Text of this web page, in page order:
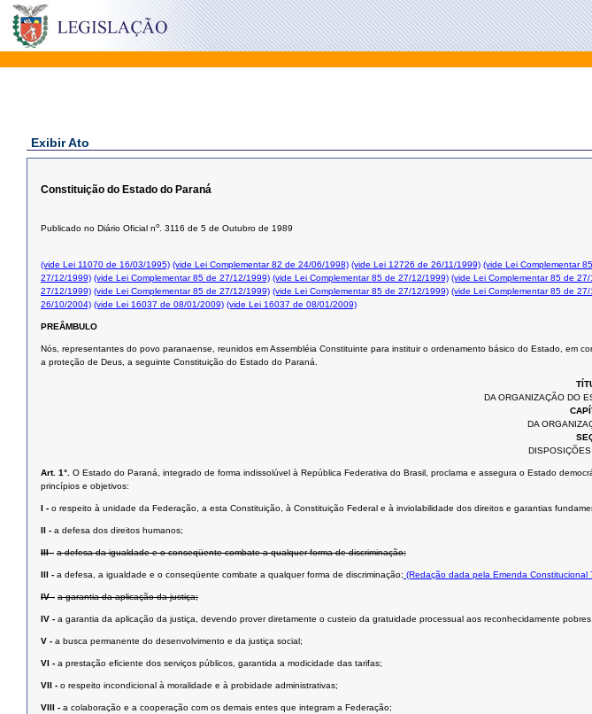
Exibir Ato
Constituição do Estado do Paraná
Publicado no Diário Oficial no. 3116 de 5 de Outubro de 1989
(vide Lei 11070 de 16/03/1995) (vide Lei Complementar 82 de 24/06/1998) (vide Lei 12726 de 26/11/1999) (vide Lei Complementar
27/12/1999) (vide Lei Complementar 85 de 27/12/1999) (vide Lei Complementar 85 de 27/12/1999) (vide Lei Complementar 85 de
27/12/1999) (vide Lei Complementar 85 de 27/12/1999) (vide Lei Complementar 85 de 27/12/1999) (vide Lei Complementar 85 de
26/10/2004) (vide Lei 16037 de 08/01/2009) (vide Lei 16037 de 08/01/2009)
PREÂMBULO
Nós, representantes do povo paranaense, reunidos em Assembléia Constituinte para instituir o ordenamento básico do Estado, em
a proteção de Deus, a seguinte Constituição do Estado do Paraná.
DA ORGANIZAÇÃO DO
DA
Art. 1°. O Estado do Paraná, integrado de forma indissolúvel à República Federativa do Brasil, proclama e assegura o Estado
princípios e objetivos:
I - o respeito à unidade da Federação, a esta Constituição, à Constituição Federal e à inviolabilidade dos direitos e garantias
II - a defesa dos direitos humanos;
III - a defesa da igualdade e o conseqüente combate a qualquer forma de discriminação;
III - a defesa, a igualdade e o conseqüente combate a qualquer forma de discriminação; (Redação dada pela Emenda Constitucional
IV - a garantia da aplicação da justiça;
IV - a garantia da aplicação da justiça, devendo prover diretamente o custeio da gratuidade processual aos reconhecidamente
V - a busca permanente do desenvolvimento e da justiça social;
VI - a prestação eﬁciente dos serviços públicos, garantida a modicidade das tarifas;
VII - o respeito incondicional à moralidade e à probidade administrativas;
VIII - a colaboração e a cooperação com os demais entes que integram a Federação;